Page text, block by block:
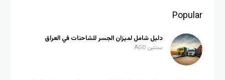
Popular
دليل شامل لميزان الجسر للشاحنات في العراق
سنتين AGO